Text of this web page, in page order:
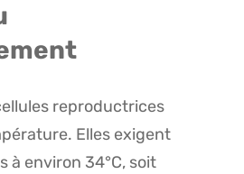
reproductrices
Elles exigent
à environ 34°C, soit